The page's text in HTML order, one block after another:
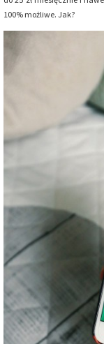
100% możliwe. Jak?